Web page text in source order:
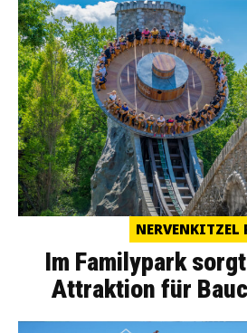
NERVENKITZEL
Im Familypark
Attraktion für